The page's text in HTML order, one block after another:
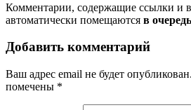
Комментарии, содержащие ссылки и
автоматически помещаются в
Добавить комментарий
Ваш адрес email не будет опубликован.
помечены *